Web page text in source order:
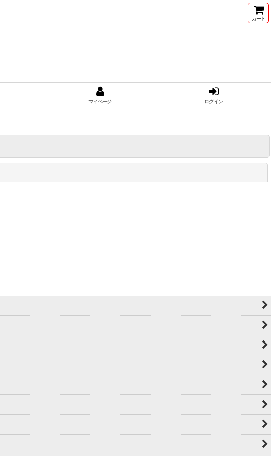
カート
マイページ ログイン